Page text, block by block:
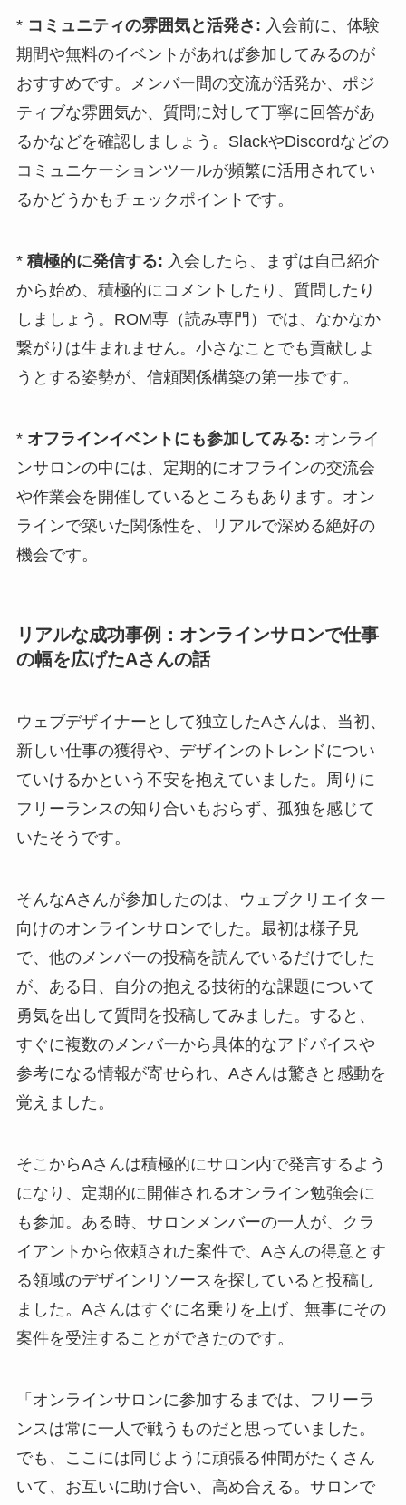
* コミュニティの雰囲気と活発さ: 入会前に、体験
期間や無料のイベントがあれば参加してみるのが
おすすめです。メンバー間の交流が活発か、ポジ
ティブな雰囲気か、質問に対して丁寧に回答があ
るかなどを確認しましょう。SlackやDiscordなどの
コミュニケーションツールが頻繁に活用されてい
るかどうかもチェックポイントです。
* 積極的に発信する: 入会したら、まずは自己紹介
から始め、積極的にコメントしたり、質問したり
しましょう。ROM専（読み専門）では、なかなか
繋がりは生まれません。小さなことでも貢献しよ
うとする姿勢が、信頼関係構築の第一歩です。
* オフラインイベントにも参加してみる: オンライ
ンサロンの中には、定期的にオフラインの交流会
や作業会を開催しているところもあります。オン
ラインで築いた関係性を、リアルで深める絶好の
機会です。
リアルな成功事例：オンラインサロンで仕事
の幅を広げたAさんの話
ウェブデザイナーとして独立したAさんは、当初、
新しい仕事の獲得や、デザインのトレンドについ
ていけるかという不安を抱えていました。周りに
フリーランスの知り合いもおらず、孤独を感じて
いたそうです。
そんなAさんが参加したのは、ウェブクリエイター
向けのオンラインサロンでした。最初は様子見
で、他のメンバーの投稿を読んでいるだけでした
が、ある日、自分の抱える技術的な課題について
勇気を出して質問を投稿してみました。すると、
すぐに複数のメンバーから具体的なアドバイスや
参考になる情報が寄せられ、Aさんは驚きと感動を
覚えました。
そこからAさんは積極的にサロン内で発言するよう
になり、定期的に開催されるオンライン勉強会に
も参加。ある時、サロンメンバーの一人が、クラ
イアントから依頼された案件で、Aさんの得意とす
る領域のデザインリソースを探していると投稿し
ました。Aさんはすぐに名乗りを上げ、無事にその
案件を受注することができたのです。
「オンラインサロンに参加するまでは、フリーラ
ンスは常に一人で戦うものだと思っていました。
でも、ここには同じように頑張る仲間がたくさん
いて、お互いに助け合い、高め合える。サロンで